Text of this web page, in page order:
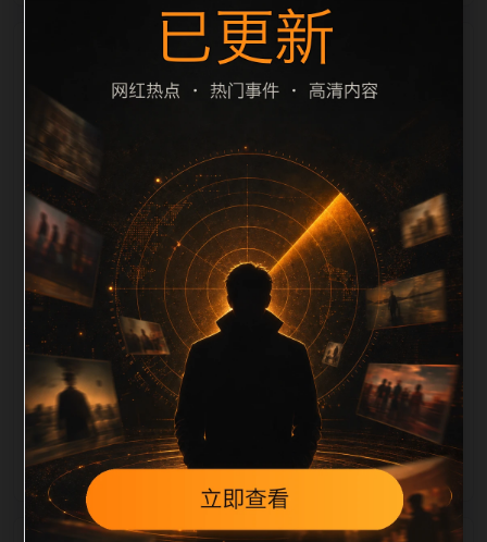
栏目内容归集
致主题。后续每日采集时，建议继续执行远程图片本地
化、坏图默认图兜底、标题去重和 description 长度过
滤。如果同一主题下有多个相近页面，应通过不同角度
补充事件背景、访问场景、相关问题或专题入口，降低
站群页面之间的重复感。页面底部保留同类推荐、上一
篇下一篇和 sitemap 入口，保证重要页面点击深度尽量
控制在三次以内。正文维护时可按用户搜索路径补充三
类信息：入口是否稳定、同栏目还有哪些可继续阅读、
移动端打开时图片和摘要是否一致。每次新增内容后同
步检查标题、description、canonical、主题图、alt、
title和推荐链接，确保页面既能被搜索引擎理解，也能
让真实用户顺着栏目